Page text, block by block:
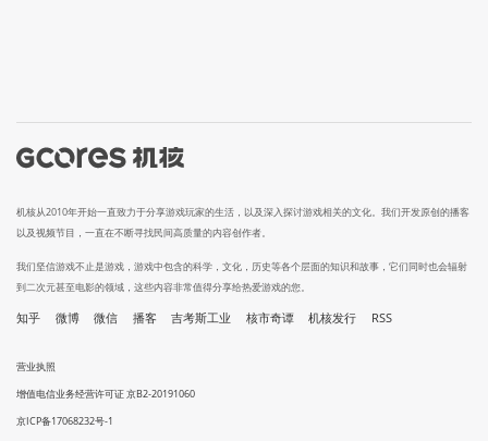
机核从2010年开始一直致力于分享游戏玩家的生活，以及深入探讨游戏相关的文化。我们开发原创的播客
以及视频节目，一直在不断寻找民间高质量的内容创作者。
我们坚信游戏不止是游戏，游戏中包含的科学，文化，历史等各个层面的知识和故事，它们同时也会辐射
到二次元甚至电影的领域，这些内容非常值得分享给热爱游戏的您。
知乎 微博 微信 播客 吉考斯工业 核市奇谭 机核发行 RSS
营业执照
增值电信业务经营许可证 京B2-20191060
京ICP备17068232号-1